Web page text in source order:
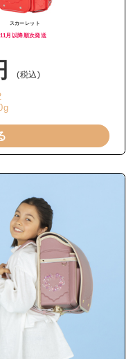
スカーレット
11月以降順次発送
(税込)